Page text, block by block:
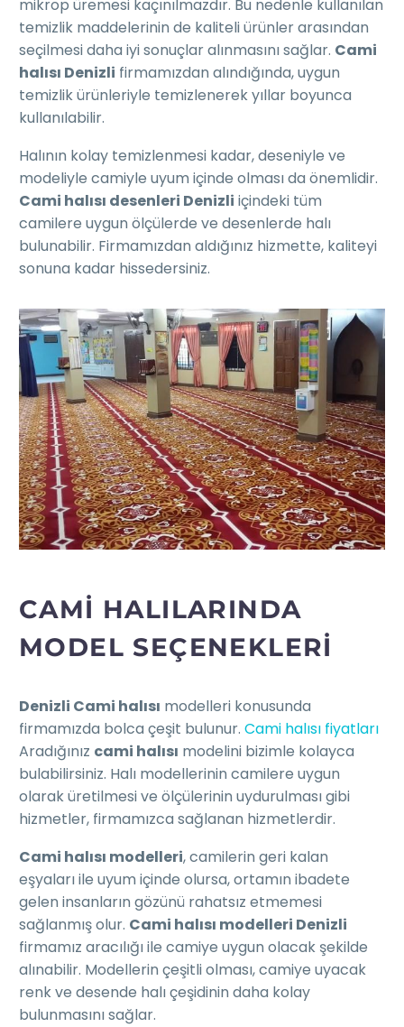
mikrop üremesi kaçınılmazdır. Bu nedenle kullanılan
temizlik maddelerinin de kaliteli ürünler arasından
seçilmesi daha iyi sonuçlar alınmasını sağlar. Cami
halısı Denizli firmamızdan alındığında, uygun
temizlik ürünleriyle temizlenerek yıllar boyunca
kullanılabilir.
Halının kolay temizlenmesi kadar, deseniyle ve
modeliyle camiyle uyum içinde olması da önemlidir.
Cami halısı desenleri Denizli içindeki tüm
camilere uygun ölçülerde ve desenlerde halı
bulunabilir. Firmamızdan aldığınız hizmette, kaliteyi
sonuna kadar hissedersiniz.
CAMİ HALILARINDA
MODEL SEÇENEKLERI
Denizli Cami halısı modelleri konusunda
firmamızda bolca çeşit bulunur. Cami halısı fiyatları
Aradığınız cami halısı modelini bizimle kolayca
bulabilirsiniz. Halı modellerinin camilere uygun
olarak üretilmesi ve ölçülerinin uydurulması gibi
hizmetler, firmamızca sağlanan hizmetlerdir.
Cami halısı modelleri, camilerin geri kalan
eşyaları ile uyum içinde olursa, ortamın ibadete
gelen insanların gözünü rahatsız etmemesi
sağlanmış olur. Cami halısı modelleri Denizli
firmamız aracılığı ile camiye uygun olacak şekilde
alınabilir. Modellerin çeşitli olması, camiye uyacak
renk ve desende halı çeşidinin daha kolay
bulunmasını sağlar.